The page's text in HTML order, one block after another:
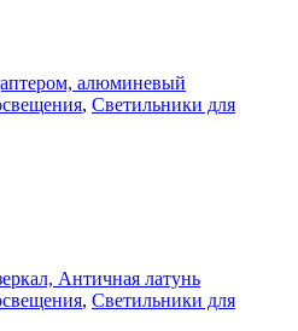
алюминевый
, Светильники для
Античная латунь
, Светильники для